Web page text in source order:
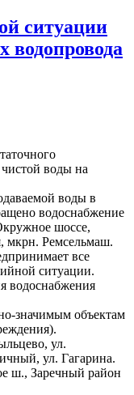
ситуации
водопровода
воды на
воды в
водоснабжение
шоссе,
мкрн. Ремсельмаш.
все
ситуации.
водоснабжения
значимым объектам
ул.
ул. Гагарина.
ш., Заречный район